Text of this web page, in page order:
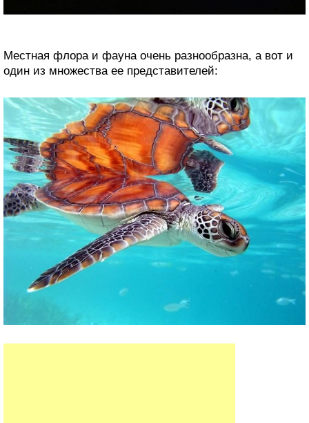
Местная флора и фауна очень разнообразна, а вот и
один из множества ее представителей: